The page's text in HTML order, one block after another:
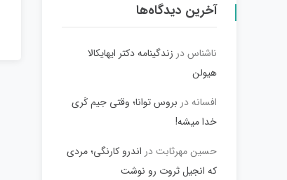
آخرین دیدگاه‌ها
ناشناسدر زندگینامه دکتر ایهایکالا
هیولن
افسانه در بروس توانا؛ وقتی جیم کَری
خدا میشه!
حسین مهرثابتدر اندرو کارنگی؛ مردی
که انجیل ثروت رو نوشت